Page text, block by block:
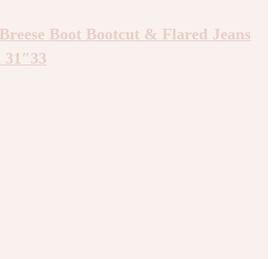
Boot Bootcut & Flared Jeans